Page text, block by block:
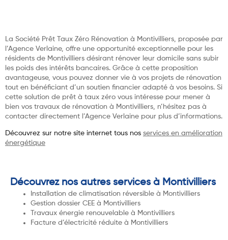
La Société Prêt Taux Zéro Rénovation à Montivilliers, proposée par
l’Agence Verlaine, offre une opportunité exceptionnelle pour les
résidents de Montivilliers désirant rénover leur domicile sans subir
les poids des intérêts bancaires. Grâce à cette proposition
avantageuse, vous pouvez donner vie à vos projets de rénovation
tout en bénéficiant d’un soutien financier adapté à vos besoins. Si
cette solution de prêt à taux zéro vous intéresse pour mener à
bien vos travaux de rénovation à Montivilliers, n’hésitez pas à
contacter directement l’Agence Verlaine pour plus d’informations.
Découvrez sur notre site internet tous nos services en amélioration
énergétique
Découvrez nos autres services à Montivilliers
Installation de climatisation réversible à Montivilliers
Gestion dossier CEE à Montivilliers
Travaux énergie renouvelable à Montivilliers
Facture d’électricité réduite à Montivilliers